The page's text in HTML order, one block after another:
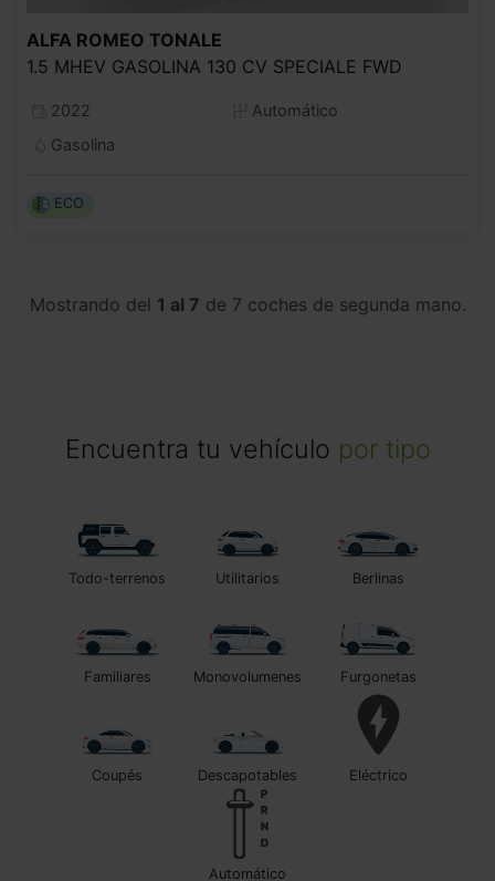
ALFA ROMEO TONALE
1.5 MHEV GASOLINA 130 CV SPECIALE FWD
2022
Automático
Gasolina
ECO
Mostrando del 1 al 7 de 7 coches de segunda mano.
Encuentra tu vehículo por tipo
Todo-terrenos Utilitarios Berlinas
Familiares Monovolumenes Furgonetas
Coupés Descapotables Eléctrico
automático